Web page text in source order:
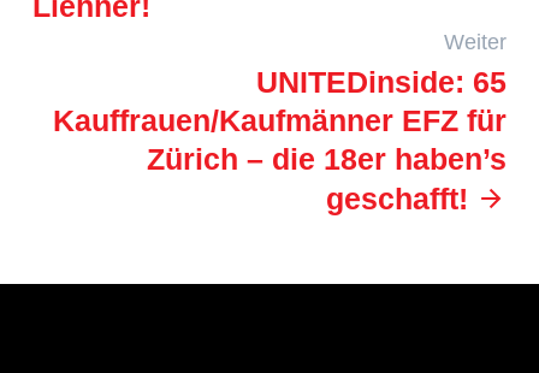
Weiter
UNITEDinside: 65
Kauffrauen/Kaufmänner EFZ für
Zürich – die 18er haben’s
geschafft!